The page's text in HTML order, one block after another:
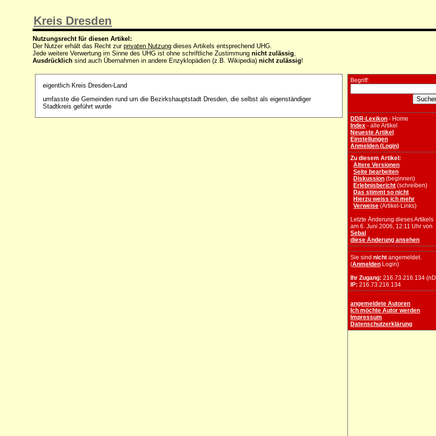
Kreis Dresden
Nutzungsrecht für diesen Artikel:
Der Nutzer erhält das Recht zurprivaten Nutzung dieses Artikels entsprechend UHG.
Jede weitere Verwertung im Sinne des UHG ist ohne schriftliche Zustimmungnicht zulässig
Ausdrücklich sind auch Übernahmen in andere Enzyklopädien (z.B. Wikipedia)nicht zulässig!
eigentlich Kreis Dresden-Land
umfasste die Gemeinden rund um die Bezirkshauptstadt Dresden, die selbst als eigenständiger
Stadtkreis geführt wurde
Begriff:
DDR-Lexikon - Home
Index - alle Artikel
Neueste Artikel
Einstellungen
Anmelden (Login)
Zu diesem Artikel:
Ältere Versionen
Seite bearbeiten
Diskussion (beginnen)
Erlebnisbericht (schreiben)
Das stimmt so nicht
Hierzu weiss ich mehr
Verweise (Artikel-Links)
Letzte Änderung dieses Artikels
am 6. Juni 2006, 12:11 Uhr von
Sebal
diese Änderung ansehen
Sie sindnicht angemeldet.
(Anmelden Login)
Ihr Zugang: 216.73.216.134
IP: 216.73.216.134
angemeldete Autoren
Ich möchte Autor werden
Impressum
Datenschutzerklärung